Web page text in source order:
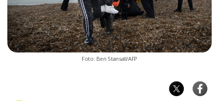
Foto: Ben Stansall/AFP